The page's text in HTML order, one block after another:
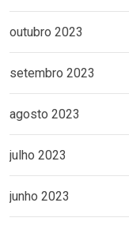
outubro 2023
setembro 2023
agosto 2023
julho 2023
junho 2023